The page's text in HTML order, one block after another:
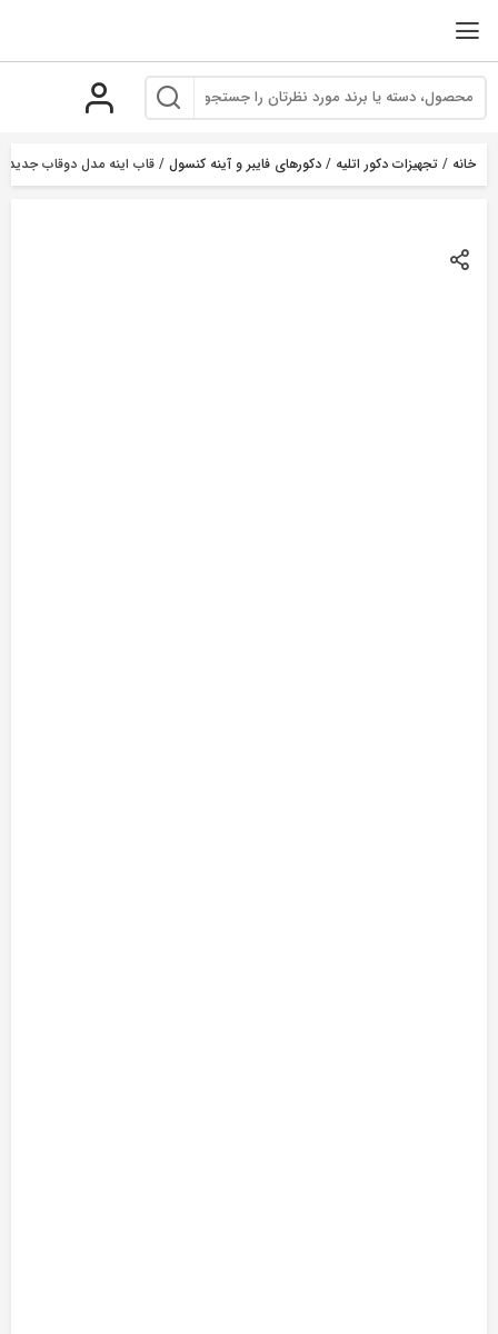
خانه / تجهیزات دکور اتلیه / دکورهای فایبر و آینه کنسول / قاب اینه مدل دوقاب جدید